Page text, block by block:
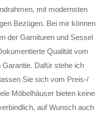
mit modernsten
Bezügen. Bei mir können
der Garnituren und Sessel
Qualität vom
Dafür stehe ich
Sie sich vom Preis-/
Möbelhäuser bieten keine
auf Wunsch auch